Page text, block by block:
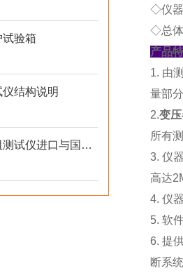
试验箱
结构说明
胜绪阐述：环路电阻测试仪进口与国产的区别
◇仪器
◇总体
产品
1. 由
量部
2.变
所有
3. 仪
高达
4. 仪
5. 软
6. 提
断系